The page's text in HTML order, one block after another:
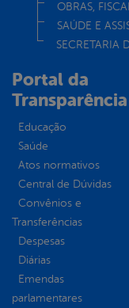
OBRAS,
SAÚDE E
SECRETARIA
Portal da
Transparência
Educação
Saúde
Atos normativos
Central de Dúvidas
Convênios e
Transferências
Despesas
Diárias
Emendas
parlamentares